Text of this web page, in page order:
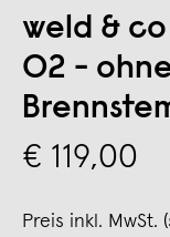
weld &
02 -
€ 119,00
Preis inkl. MwSt.